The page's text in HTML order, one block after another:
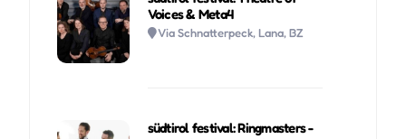
Voices & Meta4
Via Schnatterpeck, Lana, BZ
südtirol festival: Ringmasters -